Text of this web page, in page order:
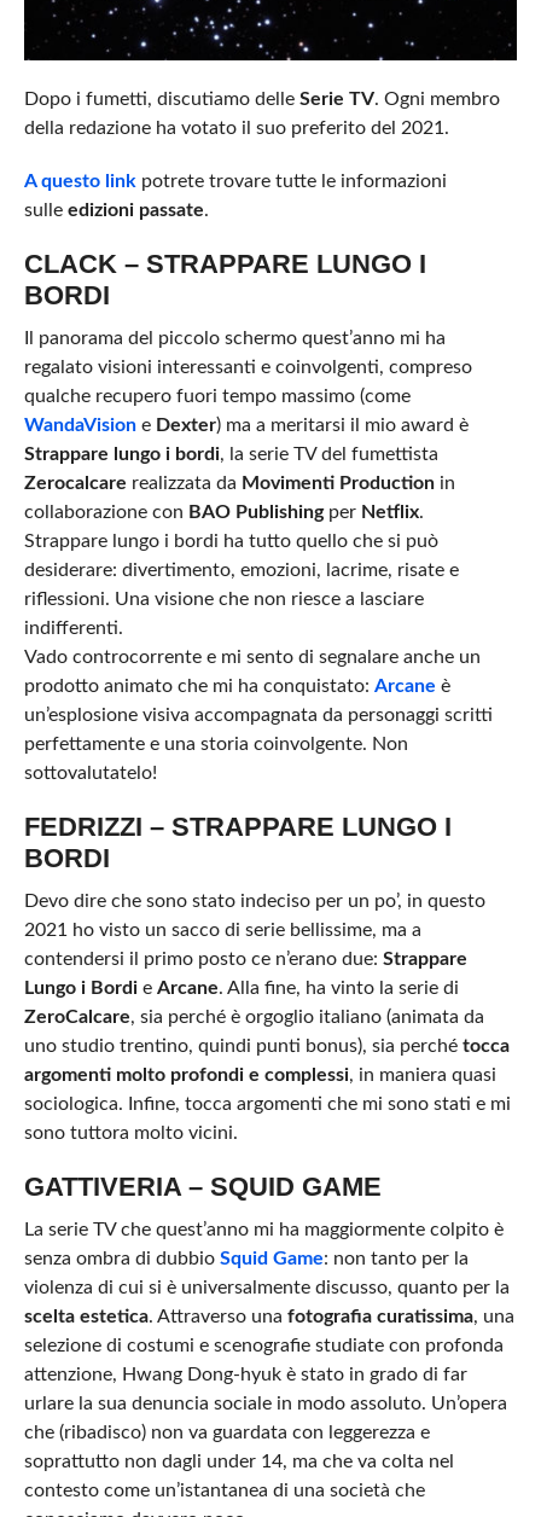
Dopo i fumetti, discutiamo delle Serie TV. Ogni membro
della redazione ha votato il suo preferito del 2021.
A questo linkpotrete trovare tutte le informazioni
sulle edizioni passate.
CLACK – STRAPPARE LUNGO I
BORDI
Il panorama del piccolo schermo quest’anno mi ha
regalato visioni interessanti e coinvolgenti, compreso
qualche recupero fuori tempo massimo (come
WandaVisione Dexter) ma a meritarsi il mio award è
Strappare lungo i bordi, la serie TV del fumettista
Zerocalcare realizzata da Movimenti Productionin
collaborazione con BAO Publishingper Netflix.
Strappare lungo i bordi ha tutto quello che si può
desiderare: divertimento, emozioni, lacrime, risate e
riflessioni. Una visione che non riesce a lasciare
indifferenti.
Vado controcorrente e mi sento di segnalare anche un
prodotto animato che mi ha conquistato: Arcane è
un’esplosione visiva accompagnata da personaggi scritti
perfettamente e una storia coinvolgente. Non
sottovalutatelo!
FEDRIZZI – STRAPPARE LUNGO I
BORDI
Devo dire che sono stato indeciso per un po’, in questo
2021 ho visto un sacco di serie bellissime, ma a
contendersi il primo posto ce n’erano due: Strappare
Lungo i Bordie Arcane. Alla fine, ha vinto la serie di
ZeroCalcare, sia perché è orgoglio italiano (animata da
uno studio trentino, quindi punti bonus), sia perchétocca
argomenti molto profondi e complessi, in maniera quasi
sociologica. Infine, tocca argomenti che mi sono stati e mi
sono tuttora molto vicini.
GATTIVERIA – SQUID GAME
La serie TV che quest’anno mi ha maggiormente colpito è
senza ombra di dubbio Squid Game: non tanto per la
violenza di cui si è universalmente discusso, quanto per la
scelta estetica. Attraverso una fotografia curatissima, una
selezione di costumi e scenografie studiate con profonda
attenzione, Hwang Dong-hyuk è stato in grado di far
urlare la sua denuncia sociale in modo assoluto. Un’opera
che (ribadisco) non va guardata con leggerezza e
soprattutto non dagli under 14, ma che va colta nel
contesto come un’istantanea di una società che